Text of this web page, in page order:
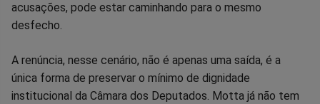
acusações, pode estar caminhando para o mesmo
desfecho.
A renúncia, nesse cenário, não é apenas uma saída, é a
única forma de preservar o mínimo de dignidade
institucional da Câmara dos Deputados. Motta já não tem